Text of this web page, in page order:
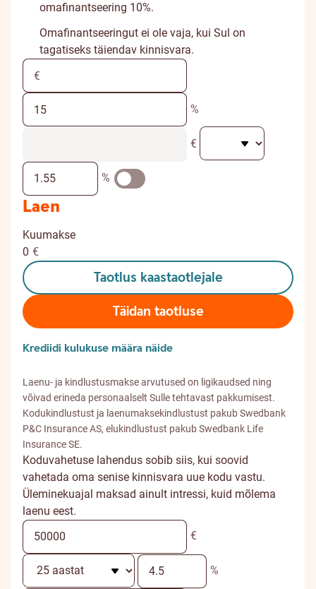
omafinantseering 10%.
Omafinantseeringut ei ole vaja, kui Sul on
tagatiseks täiendav kinnisvara.
%
€
%
Laen
Kuumakse
0 €
Taotlus kaastaotlejale
Täidan taotluse
Krediidi kulukuse määra näide
Laenu- ja kindlustusmakse arvutused on ligikaudsed ning
võivad erineda personaalselt Sulle tehtavast pakkumisest.
Kodukindlustust ja laenumaksekindlustust pakub Swedbank
P&C Insurance AS, elukindlustust pakub Swedbank Life
Insurance SE.
Koduvahetuse lahendus sobib siis, kui soovid
vahetada oma senise kinnisvara uue kodu vastu.
Üleminekuajal maksad ainult intressi, kuid mõlema
laenu eest.
€
%